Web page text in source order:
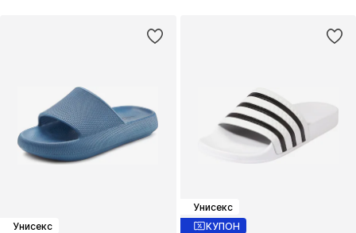
Унисекс
Унисекс
КУПОН